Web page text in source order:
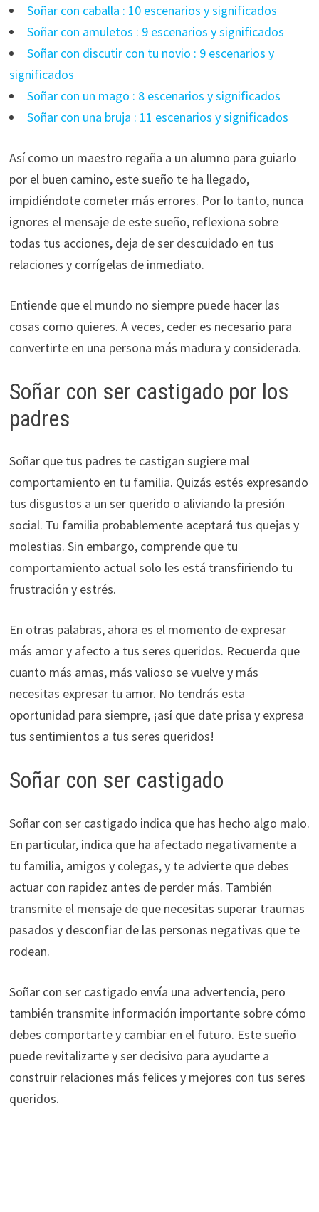
Soñar con caballa : 10 escenarios y significados
Soñar con amuletos : 9 escenarios y significados
Soñar con discutir con tu novio : 9 escenarios y
significados
Soñar con un mago : 8 escenarios y significados
Soñar con una bruja : 11 escenarios y significados
Así como un maestro regaña a un alumno para guiarlo
por el buen camino, este sueño te ha llegado,
impidiéndote cometer más errores. Por lo tanto, nunca
ignores el mensaje de este sueño, reflexiona sobre
todas tus acciones, deja de ser descuidado en tus
relaciones y corrígelas de inmediato.
Entiende que el mundo no siempre puede hacer las
cosas como quieres. A veces, ceder es necesario para
convertirte en una persona más madura y considerada.
Soñar con ser castigado por los
padres
Soñar que tus padres te castigan sugiere mal
comportamiento en tu familia. Quizás estés expresando
tus disgustos a un ser querido o aliviando la presión
social. Tu familia probablemente aceptará tus quejas y
molestias. Sin embargo, comprende que tu
comportamiento actual solo les está transfiriendo tu
frustración y estrés.
En otras palabras, ahora es el momento de expresar
más amor y afecto a tus seres queridos. Recuerda que
cuanto más amas, más valioso se vuelve y más
necesitas expresar tu amor. No tendrás esta
oportunidad para siempre, ¡así que date prisa y expresa
tus sentimientos a tus seres queridos!
Soñar con ser castigado
Soñar con ser castigado indica que has hecho algo malo.
En particular, indica que ha afectado negativamente a
tu familia, amigos y colegas, y te advierte que debes
actuar con rapidez antes de perder más. También
transmite el mensaje de que necesitas superar traumas
pasados y desconfiar de las personas negativas que te
rodean.
Soñar con ser castigado envía una advertencia, pero
también transmite información importante sobre cómo
debes comportarte y cambiar en el futuro. Este sueño
puede revitalizarte y ser decisivo para ayudarte a
construir relaciones más felices y mejores con tus seres
queridos.